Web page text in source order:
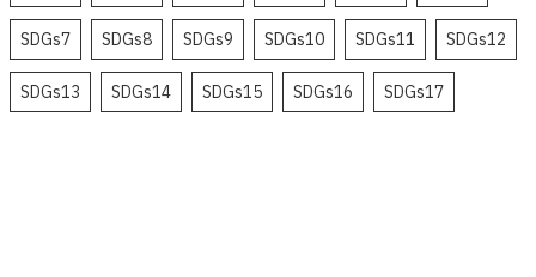
SDGs7 SDGs8 SDGs9 SDGs10 SDGs11 SDGs12
SDGs13 SDGs14 SDGs15 SDGs16 SDGs17